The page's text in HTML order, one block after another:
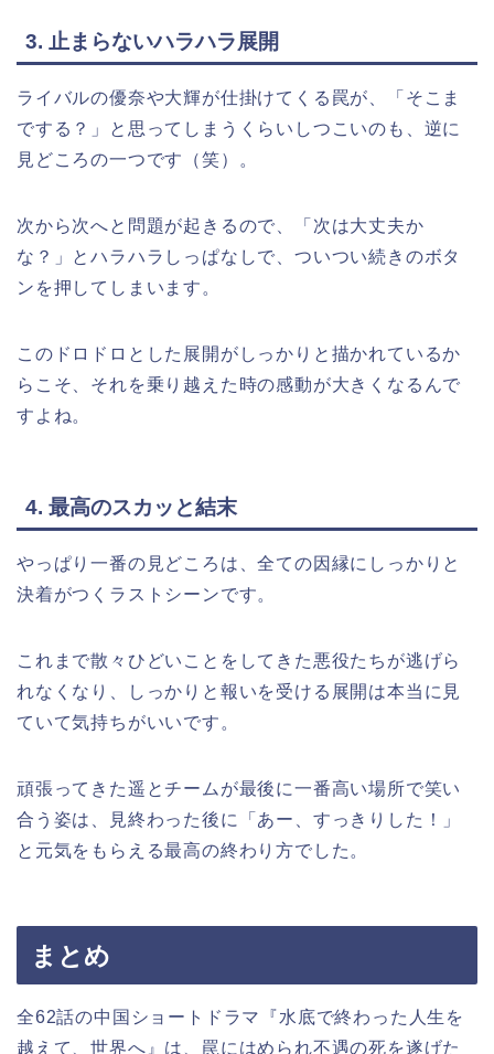
3. 止まらないハラハラ展開
ライバルの優奈や大輝が仕掛けてくる罠が、「そこま
でする？」と思ってしまうくらいしつこいのも、逆に
見どころの一つです（笑）。
次から次へと問題が起きるので、「次は大丈夫か
な？」とハラハラしっぱなしで、ついつい続きのボタ
ンを押してしまいます。
このドロドロとした展開がしっかりと描かれているか
らこそ、それを乗り越えた時の感動が大きくなるんで
すよね。
4. 最高のスカッと結末
やっぱり一番の見どころは、全ての因縁にしっかりと
決着がつくラストシーンです。
これまで散々ひどいことをしてきた悪役たちが逃げら
れなくなり、しっかりと報いを受ける展開は本当に見
ていて気持ちがいいです。
頑張ってきた遥とチームが最後に一番高い場所で笑い
合う姿は、見終わった後に「あー、すっきりした！」
と元気をもらえる最高の終わり方でした。
まとめ
全62話の中国ショートドラマ『水底で終わった人生を
越えて、世界へ』は、罠にはめられ不遇の死を遂げた